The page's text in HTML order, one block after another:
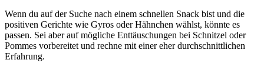
Wenn du auf der Suche nach einem schnellen Snack bist und die
positiven Gerichte wie Gyros oder Hähnchen wählst, könnte es
passen. Sei aber auf mögliche Enttäuschungen bei Schnitzel oder
Pommes vorbereitet und rechne mit einer eher durchschnittlichen
Erfahrung.